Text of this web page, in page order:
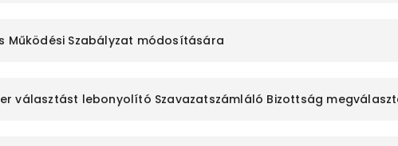
Működési Szabályzat módosítására
választást lebonyolító Szavazatszámláló Bizottság